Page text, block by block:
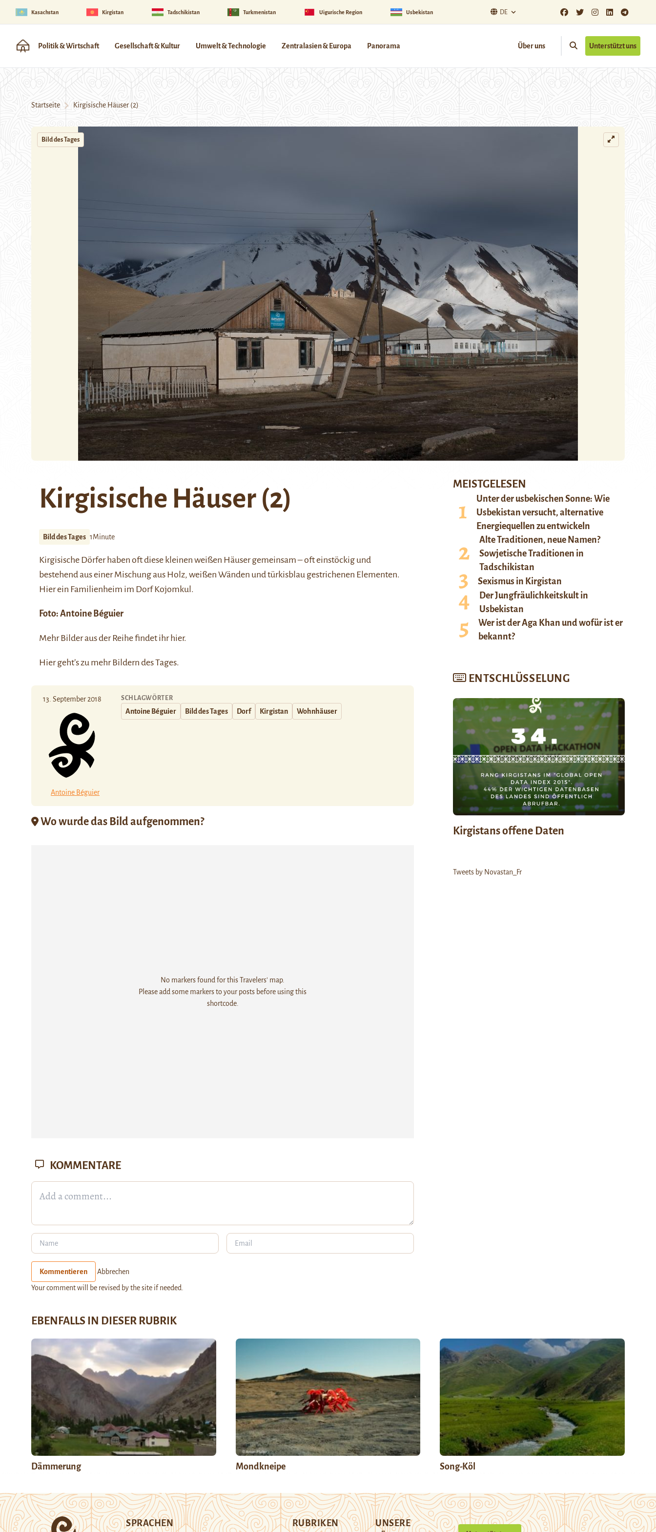
Kasachstan Kirgistan Tadschikistan Turkmenistan Uigurische Region Usbekistan DE
Politik & Wirtschaft Gesellschaft & Kultur Umwelt & Technologie Zentralasien & Europa Panorama Über uns Unterstützt uns
Startseite Kirgisische Häuser (2)
Bild des Tages
Kirgisische Häuser (2)
Bild des Tages 1Minute
Kirgisische Dörfer haben oft diese kleinen weißen Häuser gemeinsam – oft einstöckig und
bestehend aus einer Mischung aus Holz, weißen Wänden und türkisblau gestrichenen Elementen.
Hier ein Familienheim im Dorf Kojomkul.
Foto: Antoine Béguier
Mehr Bilder aus der Reihe findet ihr hier.
Hiergeht’s zu mehr Bildern des Tages.
13. September 2018
Antoine Béguier
SCHLAGWÖRTER
Antoine Béguier Bild des Tages Dorf Kirgistan Wohnhäuser
Wo wurde das Bild aufgenommen?
No markers found for this Travelers' map.
Please add some markers to your posts before using this
shortcode.
MEISTGELESEN
Unter der usbekischen Sonne: Wie
Usbekistan versucht, alternative
Energiequellen zu entwickeln
Alte Traditionen, neue Namen?
Sowjetische Traditionen in
Tadschikistan
Sexismus in Kirgistan
Der Jungfräulichkeitskult in
Usbekistan
Wer ist der Aga Khan und wofür ist er
bekannt?
ENTSCHLÜSSELUNG
Kirgistans offene Daten
Tweets by Novastan_Fr
KOMMENTARE
Kommentieren Abbrechen
Your comment will be revised by the site if needed.
EBENFALLS IN DIESER RUBRIK
Dämmerung Mondkneipe Song-Köl
SPRACHEN RUBRIKEN
UNSERE